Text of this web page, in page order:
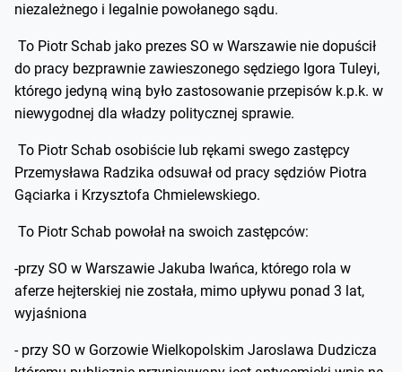
niezależnego i legalnie powołanego sądu.
To Piotr Schab jako prezes SO w Warszawie nie dopuścił
do pracy bezprawnie zawieszonego sędziego Igora Tuleyi,
którego jedyną winą było zastosowanie przepisów k.p.k. w
niewygodnej dla władzy politycznej sprawie.
To Piotr Schab osobiście lub rękami swego zastępcy
Przemysława Radzika odsuwał od pracy sędziów Piotra
Gąciarka i Krzysztofa Chmielewskiego.
To Piotr Schab powołał na swoich zastępców:
-przy SO w Warszawie Jakuba Iwańca, którego rola w
aferze hejterskiej nie została, mimo upływu ponad 3 lat,
wyjaśniona
- przy SO w Gorzowie Wielkopolskim Jaroslawa Dudzicza